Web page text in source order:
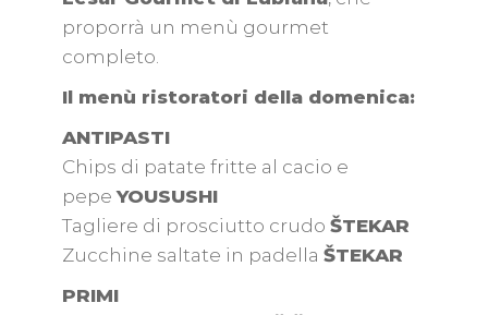
proporrà un menù gourmet
completo.
Il menù ristoratori della domenica:
ANTIPASTI
Chips di patate fritte al cacio e
pepeYOUSUSHI
Tagliere di prosciutto crudo ŠTEKAR
Zucchine saltate in padella ŠTEKAR
PRIMI